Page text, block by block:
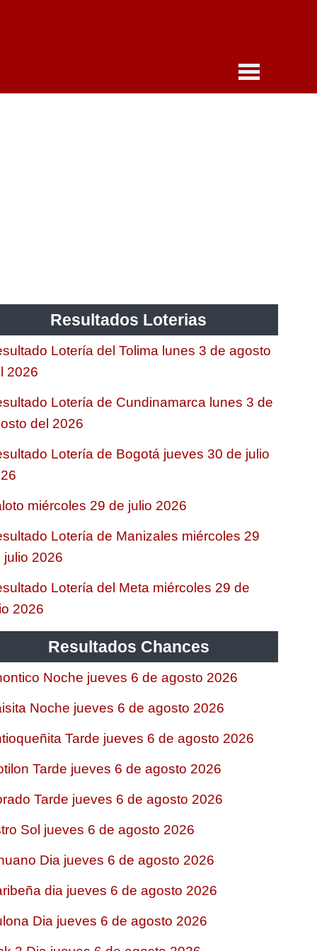
Resultados Loterias
Lotería del Tolima lunes 3 de agosto
2026
Lotería de Cundinamarca lunes 3 de
del 2026
Lotería de Bogotá jueves 30 de julio
miércoles 29 de julio 2026
Lotería de Manizales miércoles 29
julio 2026
Lotería del Meta miércoles 29 de
2026
Resultados Chances
Noche jueves 6 de agosto 2026
Noche jueves 6 de agosto 2026
Tarde jueves 6 de agosto 2026
Tarde jueves 6 de agosto 2026
Tarde jueves 6 de agosto 2026
Sol jueves 6 de agosto 2026
Dia jueves 6 de agosto 2026
dia jueves 6 de agosto 2026
Dia jueves 6 de agosto 2026